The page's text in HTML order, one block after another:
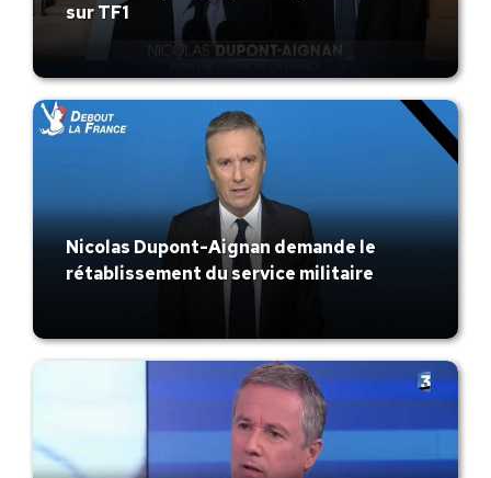
sur TF1
Nicolas Dupont-Aignan demande le
rétablissement du service militaire